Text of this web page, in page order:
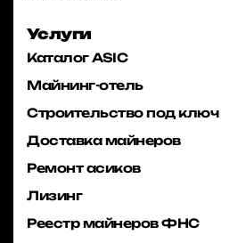
Услуги
Каталог ASIC
Майнинг-отель
Строительство под ключ
Доставка майнеров
Ремонт асиков
Лизинг
Реестр майнеров ФНС